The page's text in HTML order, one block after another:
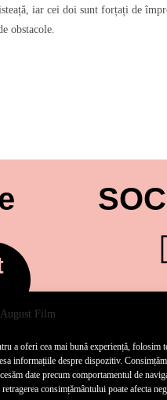
a oferi cea mai bună experiență,
informațiile despre dispozitiv.
date precum comportamentul de
retragerea consimțământului poate afecta
iar cei doi sunt forțați de
obstacole.